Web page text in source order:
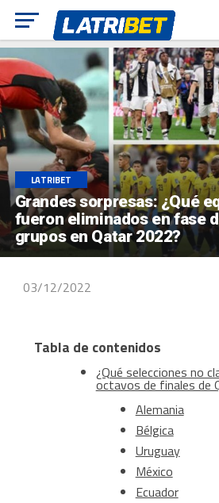
LATRIBET
Grandes sorpresas: ¿Qué
fueron eliminados en fase
grupos en Qatar 2022?
03/12/2022
Tabla de contenidos
¿Qué selecciones no
octavos de finales de
Alemania
Bélgica
Uruguay
México
Ecuador